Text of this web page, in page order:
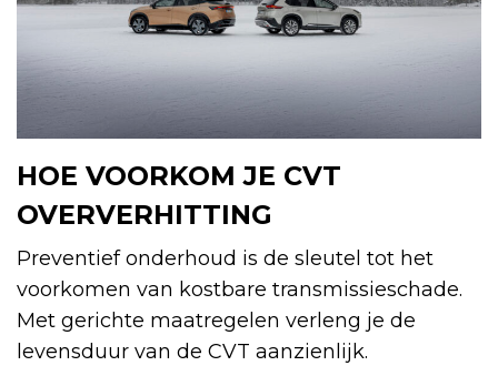
HOE VOORKOM JE CVT
OVERVERHITTING
Preventief onderhoud is de sleutel tot het
voorkomen van kostbare transmissieschade.
Met gerichte maatregelen verleng je de
levensduur van de CVT aanzienlijk.